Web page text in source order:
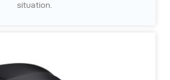
situation.